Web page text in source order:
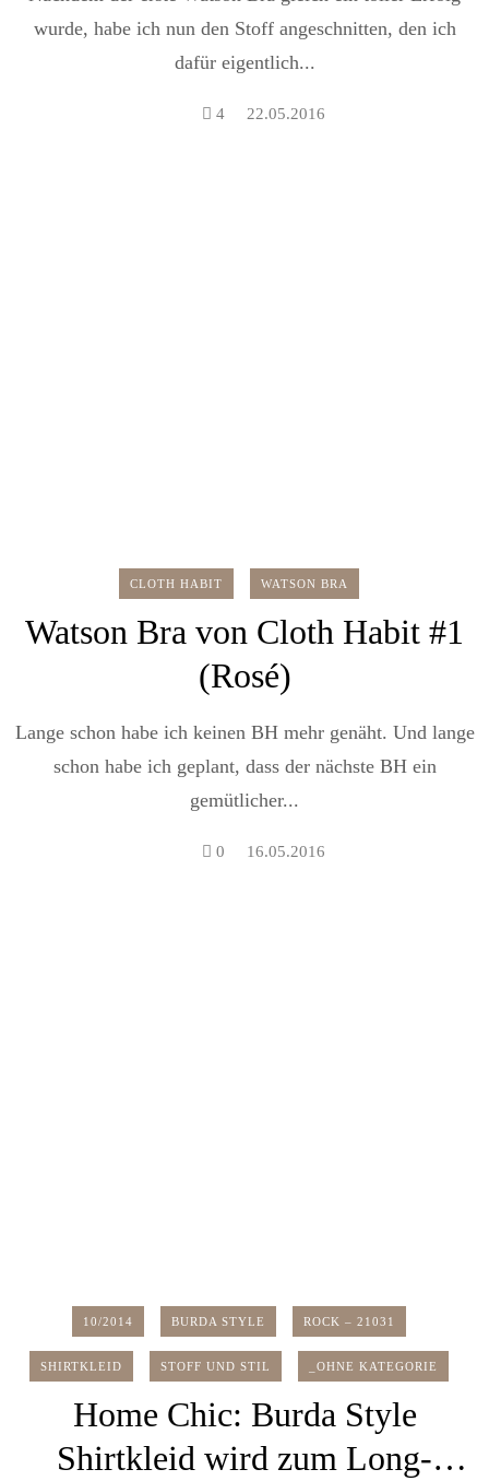
wurde, habe ich nun den Stoff angeschnitten, den ich
dafür eigentlich...
4 22.05.2016
CLOTH HABIT WATSON BRA
Watson Bra von Cloth Habit #1
(Rosé)
Lange schon habe ich keinen BH mehr genäht. Und lange
schon habe ich geplant, dass der nächste BH ein
gemütlicher...
0 16.05.2016
10/2014 BURDA STYLE ROCK – 21031
SHIRTKLEID STOFF UND STIL _OHNE KATEGORIE
Home Chic: Burda Style
Shirtkleid wird zum Long-